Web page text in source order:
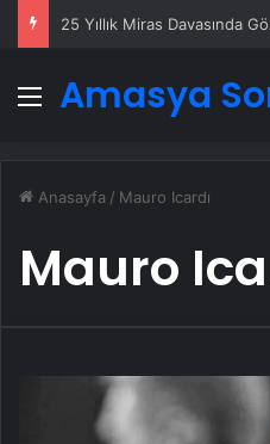
Menü
Amasya
Anasayfa / Mauro Icardı
Mauro